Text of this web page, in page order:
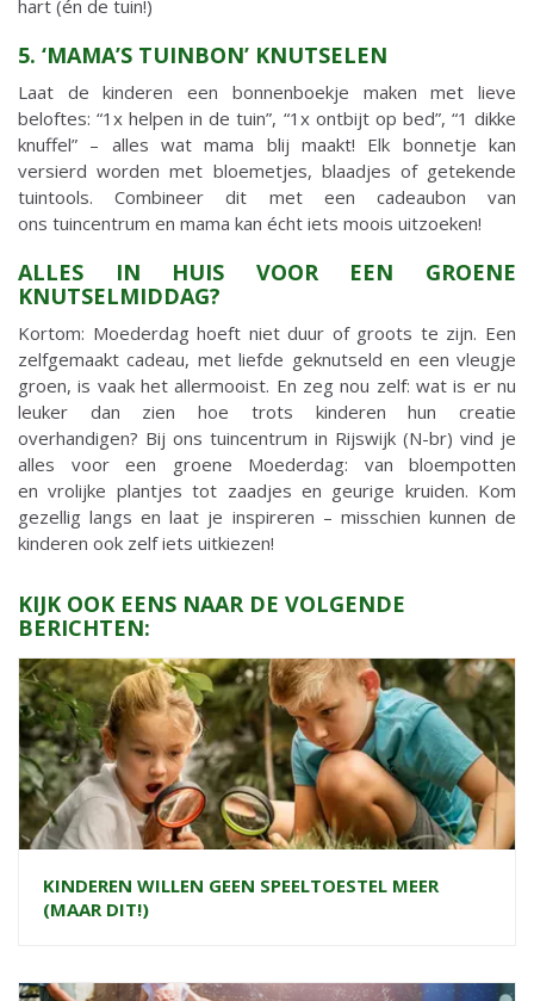
5. ‘MAMA’S TUINBON’ KNUTSELEN
Laat de kinderen een bonnenboekje maken met lieve
beloftes: “1x helpen in de tuin”, “1x ontbijt op bed”, “1 dikke
knuffel” – alles wat mama blij maakt! Elk bonnetje kan
versierd worden met bloemetjes, blaadjes of getekende
tuintools. Combineer dit met een cadeaubon van
ons tuincentrum en mama kan écht iets moois uitzoeken!
ALLES IN HUIS VOOR EEN GROENE
KNUTSELMIDDAG?
Kortom: Moederdag hoeft niet duur of groots te zijn. Een
zelfgemaakt cadeau, met liefde geknutseld en een vleugje
groen, is vaak het allermooist. En zeg nou zelf: wat is er nu
leuker dan zien hoe trots kinderen hun creatie
overhandigen? Bij ons tuincentrum in Rijswijk (N-br) vind je
alles voor een groene Moederdag: van bloempotten
en vrolijke plantjes tot zaadjes en geurige kruiden. Kom
gezellig langs en laat je inspireren – misschien kunnen de
kinderen ook zelf iets uitkiezen!
KIJK OOK EENS NAAR DE VOLGENDE
BERICHTEN:
KINDEREN WILLEN GEEN SPEELTOESTEL MEER
(MAAR DIT!)